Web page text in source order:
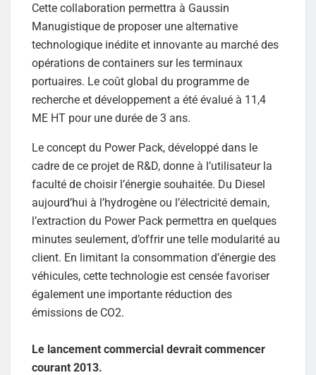
Cette collaboration permettra à Gaussin
Manugistique de proposer une alternative
technologique inédite et innovante au marché des
opérations de containers sur les terminaux
portuaires. Le coût global du programme de
recherche et développement a été évalué à 11,4
ME HT pour une durée de 3 ans.
Le concept du Power Pack, développé dans le
cadre de ce projet de R&D, donne à l’utilisateur la
faculté de choisir l’énergie souhaitée. Du Diesel
aujourd’hui à l’hydrogène ou l’électricité demain,
l’extraction du Power Pack permettra en quelques
minutes seulement, d’offrir une telle modularité au
client. En limitant la consommation d’énergie des
véhicules, cette technologie est censée favoriser
également une importante réduction des
émissions de CO2.
Le lancement commercial devrait commencer
courant 2013.